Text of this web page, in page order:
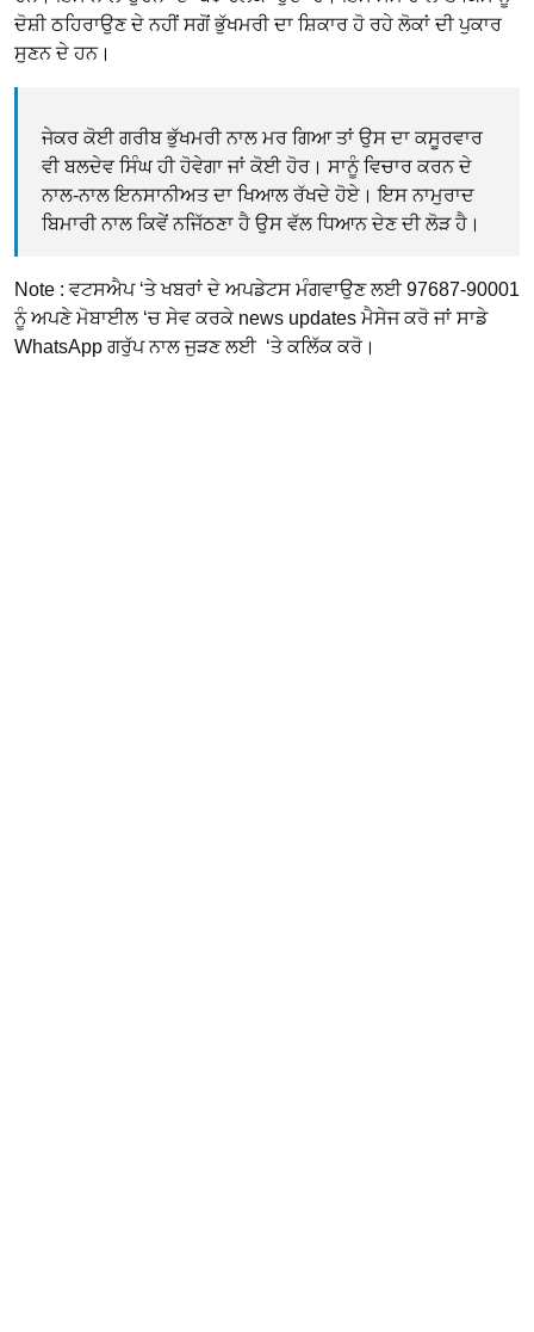
ਦੋਸ਼ੀ ਠਹਿਰਾਉਣ ਦੇ ਨਹੀਂ ਸਗੋਂ ਭੁੱਖਮਰੀ ਦਾ ਸ਼ਿਕਾਰ ਹੋ ਰਹੇ ਲੋਕਾਂ ਦੀ ਪੁਕਾਰ
ਸੁਣਨ ਦੇ ਹਨ।
ਜੇਕਰ ਕੋਈ ਗਰੀਬ ਭੁੱਖਮਰੀ ਨਾਲ ਮਰ ਗਿਆ ਤਾਂ ਉਸ ਦਾ ਕਸੂਰਵਾਰ
ਵੀ ਬਲਦੇਵ ਸਿੰਘ ਹੀ ਹੋਵੇਗਾ ਜਾਂ ਕੋਈ ਹੋਰ। ਸਾਨੂੰ ਵਿਚਾਰ ਕਰਨ ਦੇ
ਨਾਲ-ਨਾਲ ਇਨਸਾਨੀਅਤ ਦਾ ਖਿਆਲ ਰੱਖਦੇ ਹੋਏ। ਇਸ ਨਾਮੁਰਾਦ
ਬਿਮਾਰੀ ਨਾਲ ਕਿਵੇਂ ਨਜਿੱਠਣਾ ਹੈ ਉਸ ਵੱਲ ਧਿਆਨ ਦੇਣ ਦੀ ਲੋੜ ਹੈ।
Note : ਵਟਸਐਪ ‘ਤੇ ਖਬਰਾਂ ਦੇ ਅਪਡੇਟਸ ਮੰਗਵਾਉਣ ਲਈ 97687-90001
ਨੂੰ ਅਪਣੇ ਮੋਬਾਈਲ ‘ਚ ਸੇਵ ਕਰਕੇ news updates ਮੈਸੇਜ ਕਰੋ ਜਾਂ ਸਾਡੇ
WhatsApp ਗਰੁੱਪ ਨਾਲ ਜੁੜਣ ਲਈ ‘ਤੇ ਕਲਿੱਕ ਕਰੋ।